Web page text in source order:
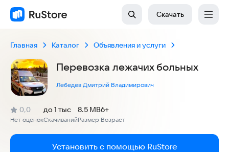
Скачать
Главная Каталог Объявления и услуги
Перевозка лежачих больных
Лебедев Дмитрий Владимирович
Рейтинг:
0,0
(
Нет оценок
)
Скачиваний
до 1 тыс
Размер
8.5 MB
Возраст
6+
Установить с помощью RuStore